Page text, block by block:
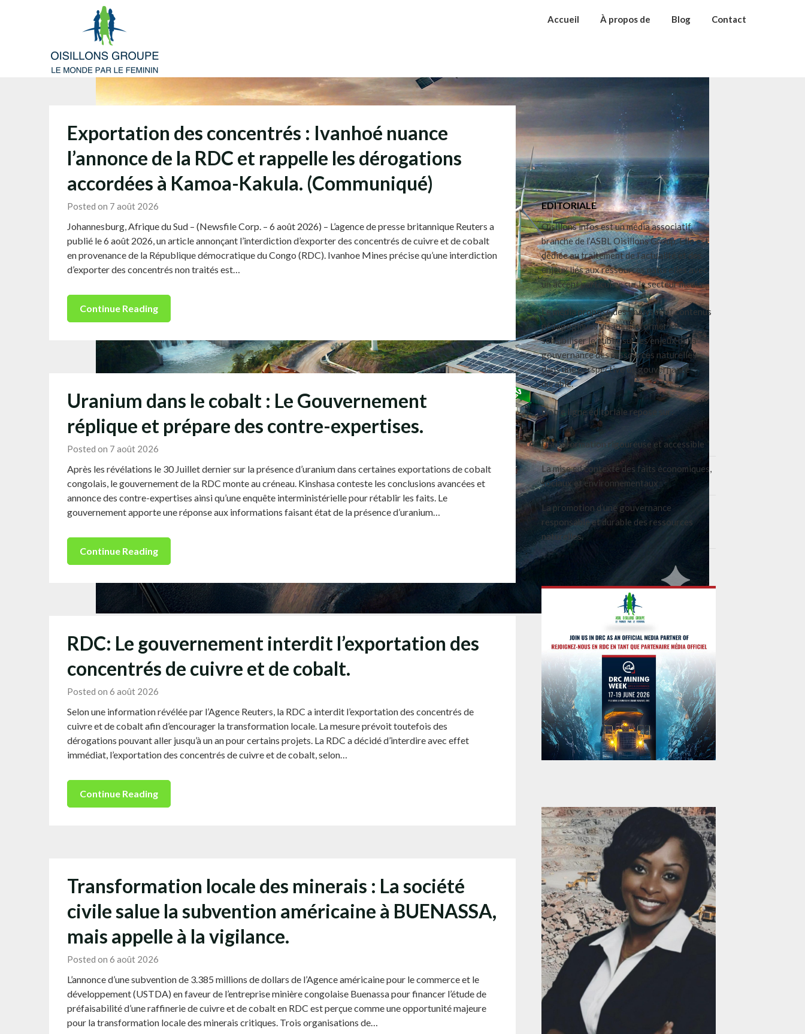
Accueil À propos de Blog Contact
Exportation des concentrés : Ivanhoé nuance
l’annonce de la RDC et rappelle les dérogations
accordées à Kamoa-Kakula. (Communiqué)
Posted on 7 août 2026
Johannesburg, Afrique du Sud – (Newsfile Corp. – 6 août 2026) – L’agence de presse britannique Reuters a
publié le 6 août 2026, un article annonçant l’interdiction d’exporter des concentrés de cuivre et de cobalt
en provenance de la République démocratique du Congo (RDC). Ivanhoe Mines précise qu’une interdiction
d’exporter des concentrés non traités est…
Continue Reading
Uranium dans le cobalt : Le Gouvernement
réplique et prépare des contre-expertises.
Posted on 7 août 2026
Après les révélations le 30 Juillet dernier sur la présence d’uranium dans certaines exportations de cobalt
congolais, le gouvernement de la RDC monte au créneau. Kinshasa conteste les conclusions avancées et
annonce des contre-expertises ainsi qu’une enquête interministérielle pour rétablir les faits. Le
gouvernement apporte une réponse aux informations faisant état de la présence d’uranium…
Continue Reading
RDC: Le gouvernement interdit l’exportation des
concentrés de cuivre et de cobalt.
Posted on 6 août 2026
Selon une information révélée par l’Agence Reuters, la RDC a interdit l’exportation des concentrés de
cuivre et de cobalt afin d’encourager la transformation locale. La mesure prévoit toutefois des
dérogations pouvant aller jusqu’à un an pour certains projets. La RDC a décidé d’interdire avec effet
immédiat, l’exportation des concentrés de cuivre et de cobalt, selon…
Continue Reading
Transformation locale des minerais : La société
civile salue la subvention américaine à BUENASSA,
mais appelle à la vigilance.
Posted on 6 août 2026
L’annonce d’une subvention de 3.385 millions de dollars de l’Agence américaine pour le commerce et le
développement (USTDA) en faveur de l’entreprise minière congolaise Buenassa pour financer l’étude de
préfaisabilité d’une raffinerie de cuivre et de cobalt en RDC est perçue comme une opportunité majeure
pour la transformation locale des minerais critiques. Trois organisations de…
EDITORIALE
Oisillons infos est un média associatif,
branche de l’ASBL Oisillons Group. Elle est
dédiée au traitement de l’actualité et des
enjeux liés aux ressources naturelles avec
un accent particulier sur le secteur média.
Le média propose des analyses et contenus
pédagogiques visant à informer et
sensibiliser le public sur les enjeux de la
gouvernance des ressources naturelles
dans une perspective de gouvernance
durable.
Notre ligne éditoriale repose sur:
Une information rigoureuse et accessible
La mise en contexte des faits économiques,
sociaux et environnementaux
La promotion d’une gouvernance
responsable et durable des ressources
naturelles.